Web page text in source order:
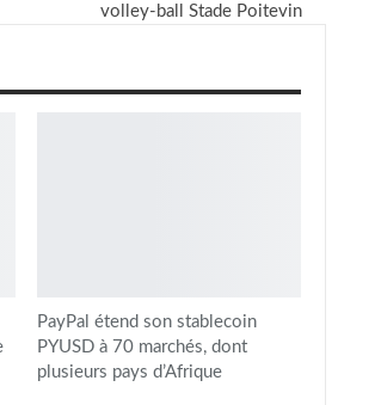
volley-ball Stade Poitevin
PayPal étend son stablecoin
PYUSD à 70 marchés, dont
plusieurs pays d’Afrique